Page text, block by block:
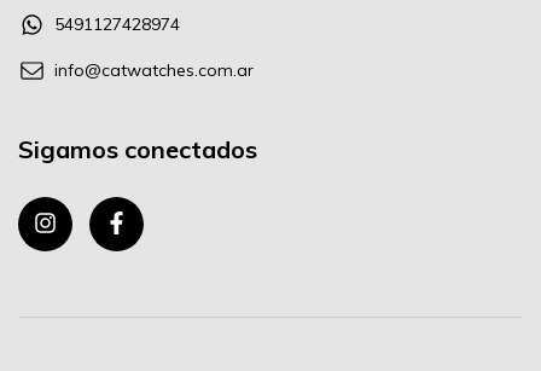
5491127428974
info@catwatches.com.ar
Sigamos conectados